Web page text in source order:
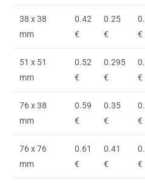
38 x 38
mm
0.42
€
0.25
€
€
51 x 51
mm
0.52
€
0.295
€
€
76 x 38
mm
0.59
€
0.35
€
€
76 x 76
mm
0.61
€
0.41
€
€